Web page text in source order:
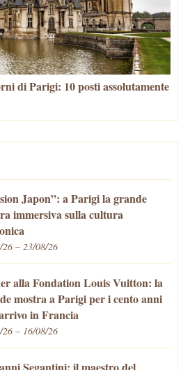
di Parigi: 10 posti assolutamente
Japon”: a Parigi la grande
immersiva sulla cultura
26 – 23/08/26
alla Fondation Louis Vuitton: la
mostra a Parigi per i cento anni
in Francia
26 – 16/08/26